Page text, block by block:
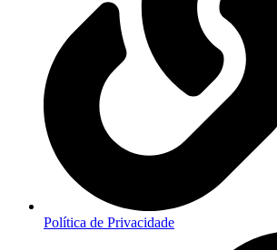
Política de Privacidade